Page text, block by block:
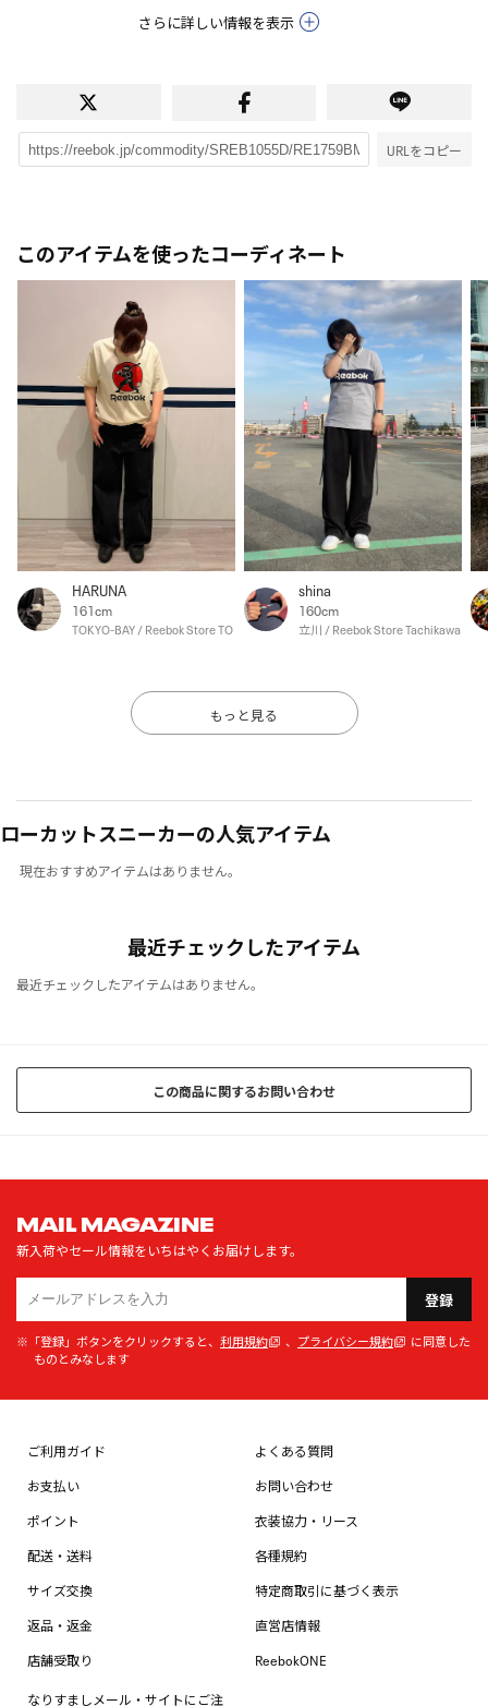
さらに詳しい情報を表示
URLをコピー
このアイテムを使ったコーディネート
HARUNA
161cm
TOKYO-BAY / Reebok Store TOKYO-BAY
shina
160cm
立川 / Reebok Store Tachikawa
もっと見る
ローカットスニーカーの人気アイテム
現在おすすめアイテムはありません。
最近チェックしたアイテム
最近チェックしたアイテムはありません。
この商品に関するお問い合わせ
MAIL MAGAZINE
新入荷やセール情報をいちはやくお届けします。
登録
※「登録」ボタンをクリックすると、 利用規約 、 プライバシー規約
に同意した
ものとみなします
ご利用ガイド
お支払い
ポイント
配送・送料
サイズ交換
返品・返金
店舗受取り
なりすましメール・サイトにご注
よくある質問
お問い合わせ
衣装協力・リース
各種規約
特定商取引に基づく表示
直営店情報
ReebokONE